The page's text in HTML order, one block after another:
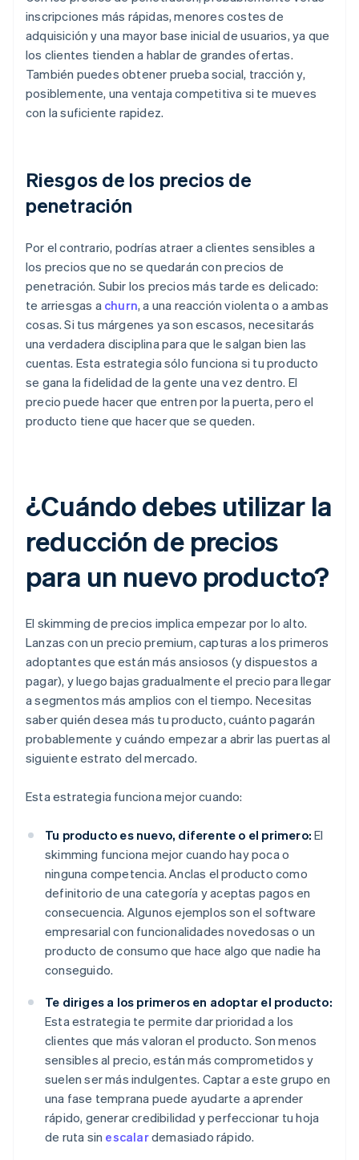
inscripciones más rápidas, menores costes de
adquisición y una mayor base inicial de usuarios, ya que
los clientes tienden a hablar de grandes ofertas.
También puedes obtener prueba social, tracción y,
posiblemente, una ventaja competitiva si te mueves
con la suficiente rapidez.
Riesgos de los precios de
penetración
Por el contrario, podrías atraer a clientes sensibles a
los precios que no se quedarán con precios de
penetración. Subir los precios más tarde es delicado:
te arriesgas a churn, a una reacción violenta o a ambas
cosas. Si tus márgenes ya son escasos, necesitarás
una verdadera disciplina para que le salgan bien las
cuentas. Esta estrategia sólo funciona si tu producto
se gana la fidelidad de la gente una vez dentro. El
precio puede hacer que entren por la puerta, pero el
producto tiene que hacer que se queden.
¿Cuándo debes utilizar la
reducción de precios
para un nuevo producto?
El skimming de precios implica empezar por lo alto.
Lanzas con un precio premium, capturas a los primeros
adoptantes que están más ansiosos (y dispuestos a
pagar), y luego bajas gradualmente el precio para llegar
a segmentos más amplios con el tiempo. Necesitas
saber quién desea más tu producto, cuánto pagarán
probablemente y cuándo empezar a abrir las puertas al
siguiente estrato del mercado.
Esta estrategia funciona mejor cuando:
Tu producto es nuevo, diferente o el primero: El
skimming funciona mejor cuando hay poca o
ninguna competencia. Anclas el producto como
definitorio de una categoría y aceptas pagos en
consecuencia. Algunos ejemplos son el software
empresarial con funcionalidades novedosas o un
producto de consumo que hace algo que nadie ha
conseguido.
Te diriges a los primeros en adoptar el producto:
Esta estrategia te permite dar prioridad a los
clientes que más valoran el producto. Son menos
sensibles al precio, están más comprometidos y
suelen ser más indulgentes. Captar a este grupo en
una fase temprana puede ayudarte a aprender
rápido, generar credibilidad y perfeccionar tu hoja
de ruta sin escalardemasiado rápido.